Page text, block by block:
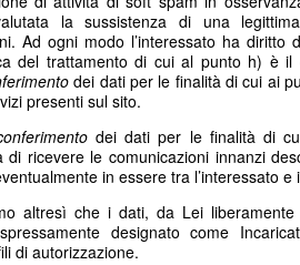
la sussistenza di una
Ad ogni modo l’interessato ha
del trattamento di cui al punto h) è il
dei dati per le finalità di cui ai
presenti sul sito.
dei dati per le finalità di
di ricevere le comunicazioni innanzi
in essere tra l’interessato e
altresì che i dati, da Lei
designato come
di autorizzazione.